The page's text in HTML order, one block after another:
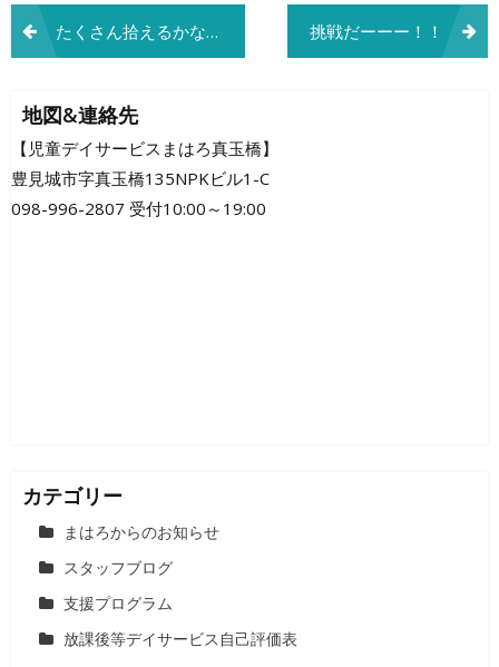
投
稿
ナ
ビ
ゲ
たくさん拾えるかな〜？ 挑戦だーーー！！
地図&連絡先
【児童デイサービスまはろ真玉橋】
豊見城市字真玉橋135NPKビル1-C
098-996-2807 受付10:00～19:00
カテゴリー
まはろからのお知らせ
スタッフブログ
支援プログラム
放課後等デイサービス自己評価表